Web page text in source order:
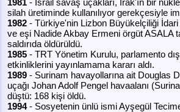
1981 - İsrail savaş uçakları, Irak'ın bir
silah üretiminde kullanılıyor gerekçesiyle
1982 - Türkiye'nin Lizbon Büyükelçiliği
ve eşi Nadide Akbay Ermeni örgüt ASALA
saldırıda öldürüldü.
1985 - TRT Yönetim Kurulu, parlamento
etkinliklerini yayınlamama kararı aldı.
1989 - Surinam havayollarına ait Douglas
uçağı Johan Adolf Pengel havaalanı
düştü: 168 kişi öldü.
1994- Sosyetenin ünlü ismi Ayşegül